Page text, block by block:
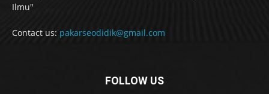
Ilmu"
Contact us: pakarseodidik@gmail.com
FOLLOW US